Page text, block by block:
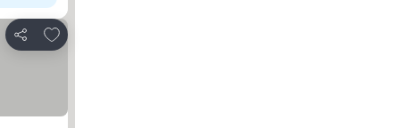
แชร์
เพิ่มในรายการโปรด